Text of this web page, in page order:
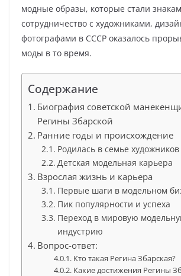
модные образы, которые стали
сотрудничество с художниками,
фотографами в СССР оказалось
моды в то время.
Содержание
Биография советской
Регины Збарской
Ранние годы и происхождение
Родилась в семье художников
Детская модельная карьера
Взрослая жизнь и карьера
Первые шаги в модельном
Пик популярности и успеха
Переход в мировую
индустрию
Вопрос-ответ:
Кто такая Регина Збарская?
Какие достижения Регины